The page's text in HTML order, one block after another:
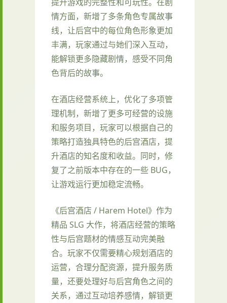
情方面，新增了多条角色专属故事
线，让后宫中的每位角色形象更加
丰满，玩家通过与她们深入互动，
能解锁更多隐藏剧情，感受不同角
色背后的故事。
在酒店经营系统上，优化了多项管
理机制，新增了更多可经营的设施
和服务项目，玩家可以根据自己的
策略打造独具特色的后宫酒店，提
升酒店的知名度和收益。同时，修
复了之前版本中存在的一些 BUG，
让游戏运行更加稳定流畅。
《后宫酒店 / Harem Hotel》作为
精品 SLG 大作，将酒店经营的策略
性与后宫题材的情感互动完美融
合。玩家不仅需要精心规划酒店的
运营，合理分配资源，提升服务质
量，还要处理好与后宫角色之间的
关系，通过互动培养感情，解锁更